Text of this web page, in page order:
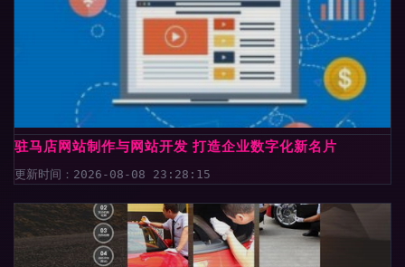
驻马店网站制作与网站开发 打造企业数字化新名片
更新时间：2026-08-08 23:28:15